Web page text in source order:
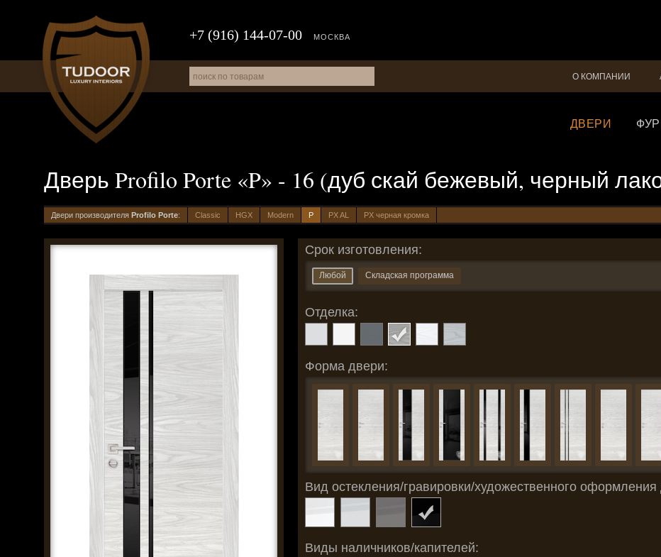
+7 (916) 144-07-00 МОСКВА
О КОМПАНИИ
ДВЕРИ
Дверь Profilo Porte «P» - 16 (дуб скай бежевый, черный
Двери производителя Profilo Porte: Classic HGX Modern P PX AL PX черная кромка
Срок изготовления:
Любой Складская программа
Отделка:
Форма двери:
Вид остекления/гравировки/художественного оформления
Виды наличников/капителей: